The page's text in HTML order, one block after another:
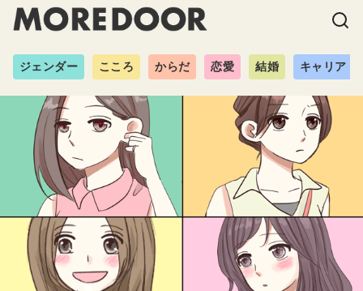
ジェンダー こころ からだ 恋愛 結婚 キャリア